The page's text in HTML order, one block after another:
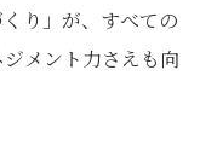
り」が、すべての
メント力さえも向